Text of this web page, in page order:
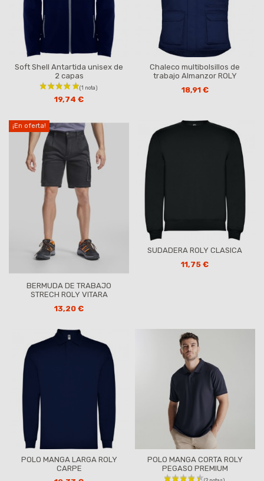
Soft Shell Antartida unisex de
2 capas
19,74 €
Chaleco multibolsillos de
trabajo Almanzor ROLY
18,91 €
¡En oferta!
BERMUDA DE TRABAJO
STRECH ROLY VITARA
13,20 €
SUDADERA ROLY CLASICA
11,75 €
POLO MANGA LARGA ROLY
CARPE
POLO MANGA CORTA ROLY
PEGASO PREMIUM